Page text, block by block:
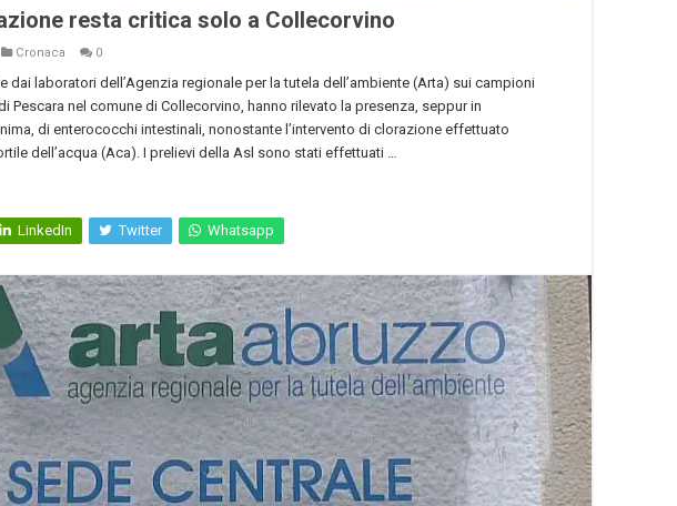
resta critica solo a Collecorvino
Cronaca 0
dai laboratori dell’Agenzia regionale per la tutela dell’ambiente (Arta) sui campioni
Pescara nel comune di Collecorvino, hanno rilevato la presenza, seppur in
di enterococchi intestinali, nonostante l’intervento di clorazione effettuato
dell’acqua (Aca). I prelievi della Asl sono stati effettuati …
LinkedIn Twitter Whatsapp